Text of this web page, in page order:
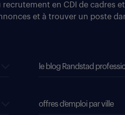
recrutement en CDI de cadres
et à trouver un poste
le blog Randstad
offres d’emploi par ville